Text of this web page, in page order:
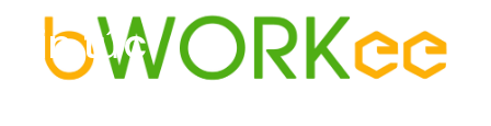
Tin tức